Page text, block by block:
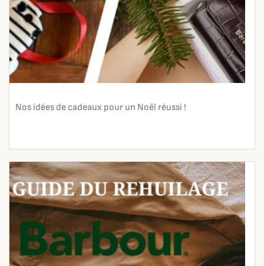
Nos idées de cadeaux pour un Noël réussi !